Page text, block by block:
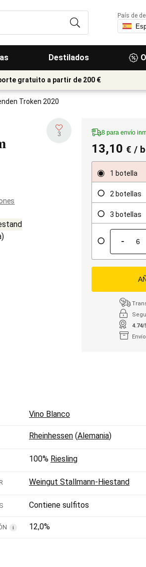
Destilados
País de
gratuito a partir de 200 €
Troken 2020
3
)
8 para envío
13,10 € /
1 botella
2 botellas
3 botellas
-
4.74/
Vino Blanco
Rheinhessen (Alemania)
100% Riesling
Weingut Stallmann-Hiestand
Contiene sulfitos
i 12,0%